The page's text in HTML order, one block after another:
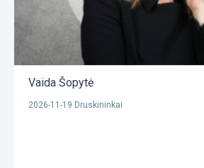
Vaida Šopytė
2026-11-19 Druskininkai